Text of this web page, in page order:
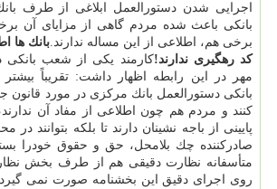
اجرایی شدن دستورالعمل ابلاغی از طرف
بانكی باعث شده مردم گاهی از مزایای آن
برخی هم، اطلاعی از این مساله ندارند.بانك ها
كد رهگیری ندارند!كارمند یكی از شعب بانكی
بانكی دستورالعمل بانك مركزی در مورد قانون
كنند و مردم هم چون اطلاعی از مفاد آن
پایینی از باجه نشینان دارند تا بلكه بتوانند
صادركننده چك بلامحل، حق و حقوق خودرا
متأسفانه نظارت دقیقی هم از طرف بخش
روی اجرای دقیق این بخشنامه صورت نمی